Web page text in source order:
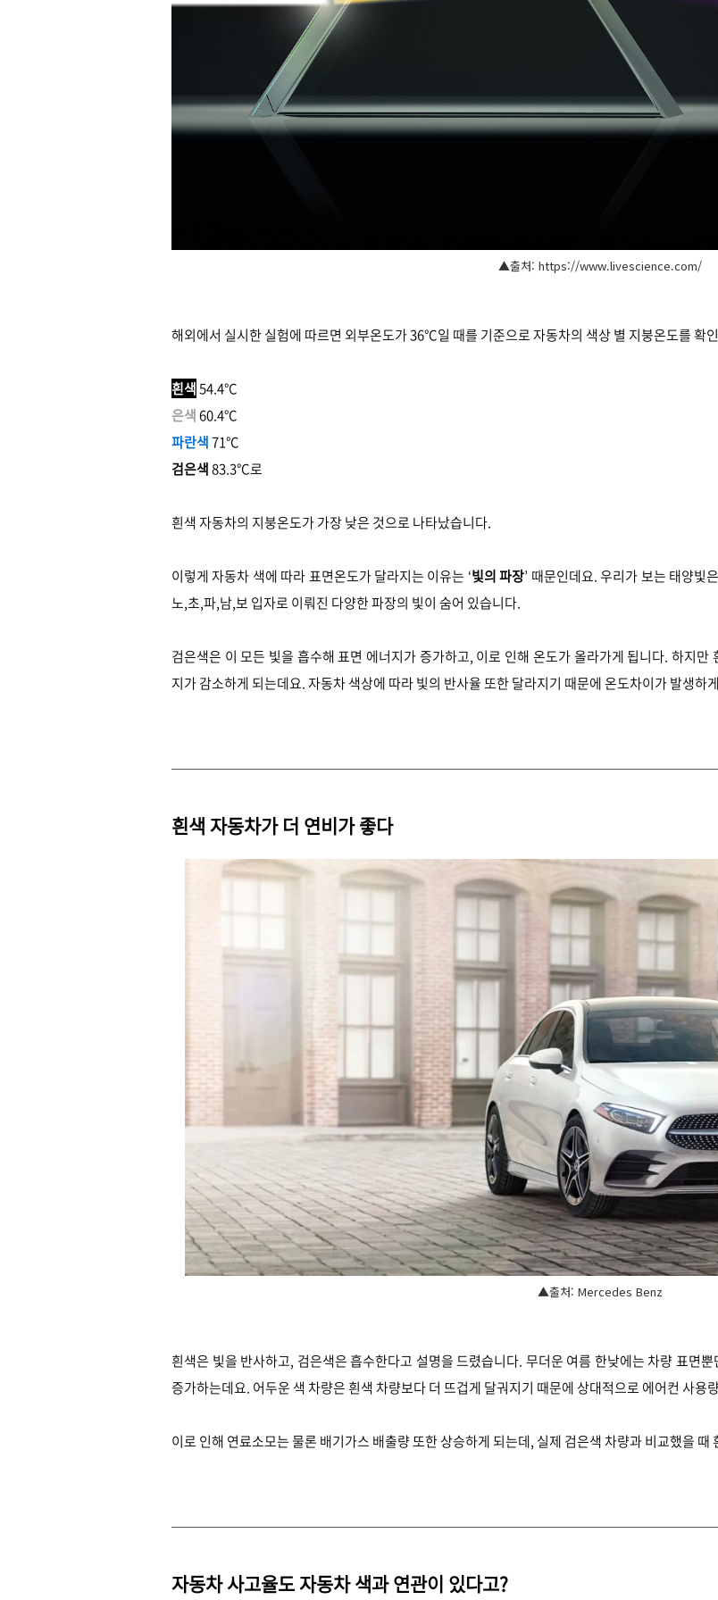
▲출처: https://www.livescience.com/
해외에서 실시한 실험에 따르면 외부온도가 36°C일 때를 기준으로자동차의 색상 별 지붕온도를 확
흰색54.4°C
은색60.4°C
파란색71°C
검은색83.3°C로
흰색 자동차의 지붕온도가 가장 낮은 것으로 나타났습니다.
이렇게 자동차 색에 따라 표면온도가 달라지는 이유는 ‘빛의 파장’ 때문인데요. 우리가 보는 태양빛
노,초,파,남,보 입자로 이뤄진 다양한 파장의 빛이 숨어 있습니다.
검은색은 이 모든 빛을 흡수해 표면 에너지가 증가하고, 이로 인해 온도가 올라가게 됩니다. 하지만
지가 감소하게 되는데요. 자동차 색상에 따라 빛의 반사율 또한 달라지기 때문에 온도차이가 발생하
흰색 자동차가 더 연비가 좋다
▲출처: Mercedes Benz
흰색은 빛을 반사하고, 검은색은 흡수한다고 설명을 드렸습니다. 무더운 여름 한낮에는 차량 표면
증가하는데요. 어두운 색 차량은 흰색 차량보다 더 뜨겁게 달궈지기 때문에 상대적으로 에어컨 사용
이로 인해 연료소모는 물론 배기가스 배출량 또한 상승하게 되는데, 실제 검은색 차량과 비교했을
자동차 사고율도 자동차 색과 연관이 있다고?